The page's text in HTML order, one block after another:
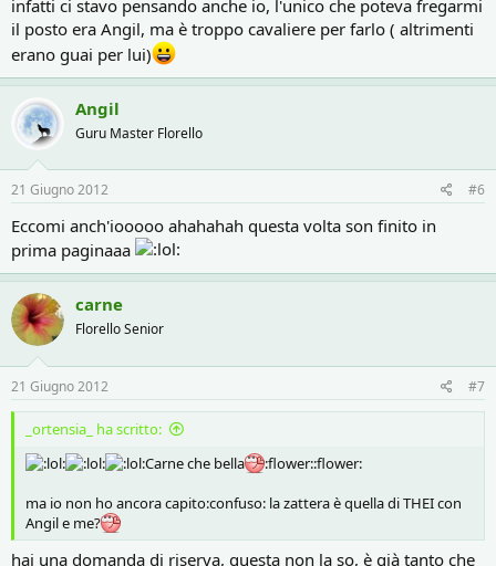
infatti ci stavo pensando anche io, l'unico che poteva fregarmi
il posto era Angil, ma è troppo cavaliere per farlo ( altrimenti
erano guai per lui)
Angil
Guru Master Florello
21 Giugno 2012 #6
Eccomi anch'iooooo ahahahah questa volta son finito in
prima paginaaa
carne
Florello Senior
21 Giugno 2012 #7
_ortensia_ ha scritto:
Carne che bella
:flower::flower:
ma io non ho ancora capito:confuso: la zattera è quella di THEI con
Angil e me?
hai una domanda di riserva, questa non la so, è già tanto che